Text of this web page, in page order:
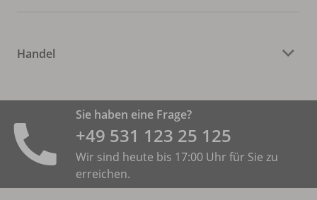
Handel
Sie haben eine Frage?
+49 531 ­123 25 125
Wir sind heute bis 17:00 Uhr für Sie zu
erreichen.